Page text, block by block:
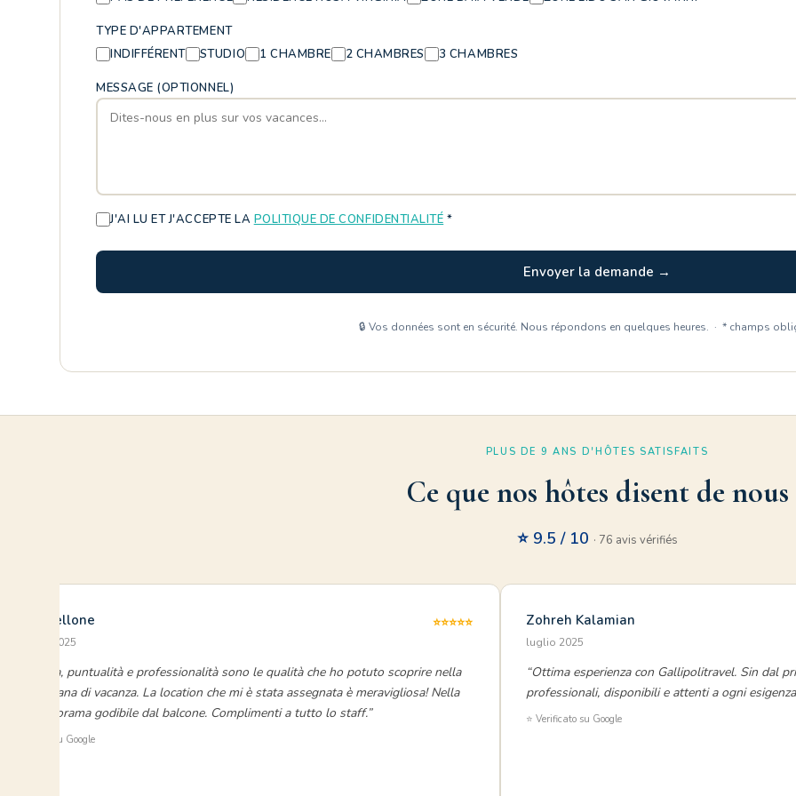
TYPE D'APPARTEMENT
INDIFFÉRENT
STUDIO 1 CHAMBRE 2 CHAMBRES 3 CHAMBRES
MESSAGE (OPTIONNEL)
J'AI LU ET J'ACCEPTE LA POLITIQUE DE CONFIDENTIALITÉ *
Envoyer la demande →
🔒 Vos données sont en sécurité. Nous répondons en quelques heures. · * champs
PLUS DE 9 ANS D'HÔTES SATISFAITS
Ce que nos hôtes disent de nous
⭐ 9.5 / 10 · 76 avis vérifiés
Davide Fellone
settembre 2025
⭐⭐⭐⭐⭐
“Gentilezza, puntualità e professionalità sono le qualità che ho potuto scoprire nella
mia settimana di vacanza. La location che mi è stata assegnata è meravigliosa! Nella
foto il panorama godibile dal balcone. Complimenti a tutto lo staff.”
⭐ Verificato su Google
Zohreh Kalamian
luglio 2025
“Ottima esperienza con Gallipolitravel. Sin dal
professionali, disponibili e attenti a ogni
⭐ Verificato su Google